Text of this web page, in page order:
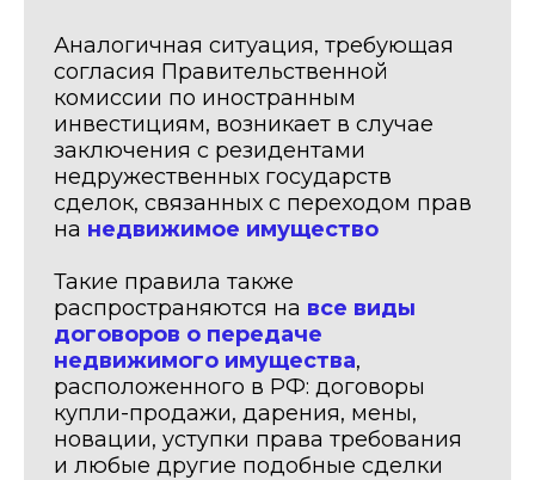
Аналогичная ситуация, требующая
согласия Правительственной
комиссии по иностранным
инвестициям, возникает в случае
заключения с резидентами
недружественных государств
сделок, связанных с переходом прав
на недвижимое имущество
Такие правила также
распространяются на все виды
договоров о передаче
недвижимого имущества,
расположенного в РФ: договоры
купли-продажи, дарения, мены,
новации, уступки права требования
и любые другие подобные сделки